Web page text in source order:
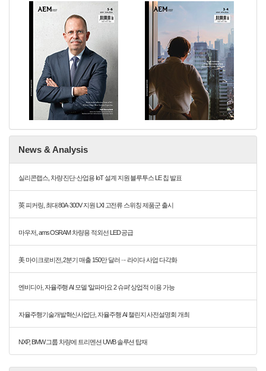
News & Analysis
실리콘랩스, 차량 진단·산업용 IoT 설계 지원 블루투스 LE 칩 발표
英 피커링, 최대 80A·300V 지원 LXI 고전류 스위칭 제품군 출시
마우저, ams OSRAM 차량용 적외선 LED 공급
美 마이크로비전, 2분기 매출 150만 달러 ··· 라이다 사업 다각화
엔비디아, 자율주행 AI 모델 ‘알파마요 2 슈퍼’ 상업적 이용 가능
자율주행기술개발혁신사업단, 자율주행 AI 챌린지 사전설명회 개최
NXP, BMW 그룹 차량에 트리멘션 UWB 솔루션 탑재